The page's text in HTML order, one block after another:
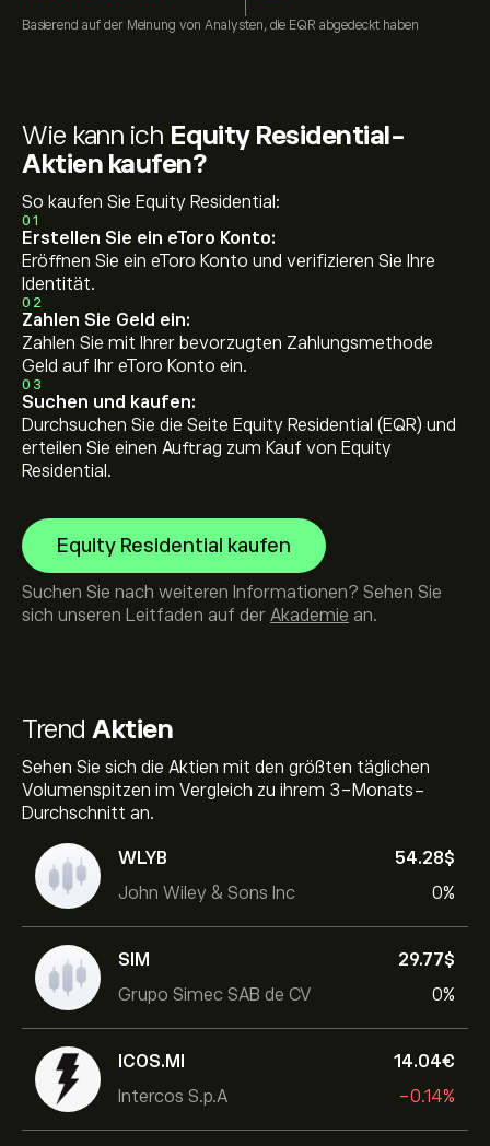
Basierend auf der Meinung von Analysten, die EQR abgedeckt haben
Trend Aktien
Sehen Sie sich die Aktien mit den größten täglichen
Volumenspitzen im Vergleich zu ihrem 3-Monats-
Durchschnitt an.
WLYB
John Wiley & Sons Inc
54.28‎$‎
0%
SIM
Grupo Simec SAB de CV
29.77‎$‎
0%
ICOS.MI
Intercos S.p.A
14.04‎€‎
-0.14%
Wie kann ich Equity Residential-
Aktien kaufen?
So kaufen Sie Equity Residential:
01
Erstellen Sie ein eToro Konto:
Eröffnen Sie ein eToro Konto und verifizieren Sie Ihre
Identität.
02
Zahlen Sie Geld ein:
Zahlen Sie mit Ihrer bevorzugten Zahlungsmethode
Geld auf Ihr eToro Konto ein.
03
Suchen und kaufen:
Durchsuchen Sie die Seite Equity Residential (EQR) und
erteilen Sie einen Auftrag zum Kauf von Equity
Residential.
Equity Residential kaufen
Suchen Sie nach weiteren Informationen? Sehen Sie
sich unseren Leitfaden auf der Akademie an.